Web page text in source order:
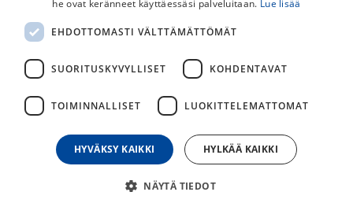
Castelli Entrata W Tight Pitkät
Ajohousut
Naisille suunnatut henkselittömät Castelli Entrata W Tight
pehmuste ja hyvä viimeistely tekevät näistä housuista
keleille.
he ovat keränneet käyttäessäsi palveluitaan. Lue lisää
EHDOTTOMASTI VÄLTTÄMÄTTÖMÄT
SUORITUSKYVYLLISET KOHDENTAVAT
TOIMINNALLISET LUOKITTELEMATTOMAT
HYVÄKSY KAIKKI HYLKÄÄ KAIKKI
NÄYTÄ TIEDOT